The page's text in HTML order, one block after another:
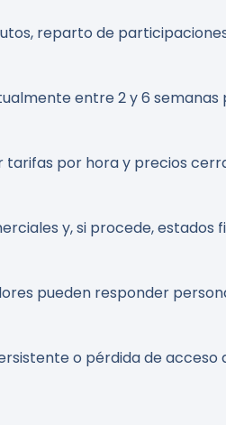
reparto de
entre 2 y 6 semanas
tarifas por hora y precios
y, si procede, estados
pueden responder
o pérdida de acceso